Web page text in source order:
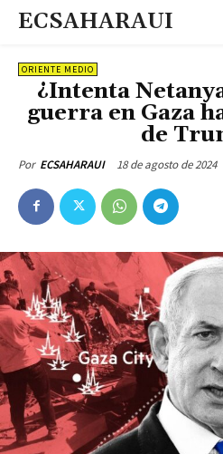
ECSAHARAUI
ORIENTE MEDIO
¿Intenta
guerra en Gaza
de
Por ECSAHARAUI 18 de agosto de 2024